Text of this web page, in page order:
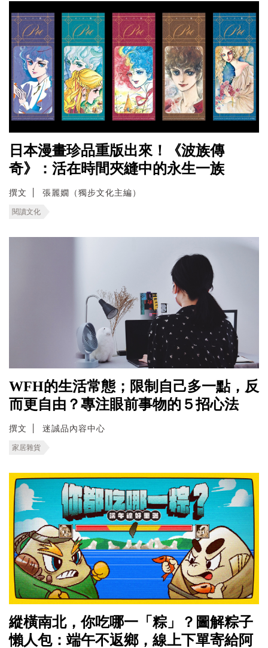
日本漫畫珍品重版出來！《波族傳
奇》：活在時間夾縫中的永生一族
撰文 張麗嫺（獨步文化主編）
閱讀文化
WFH的生活常態；限制自己多一點，反
而更自由？專注眼前事物的５招心法
撰文 迷誠品內容中心
家居雜貨
縱橫南北，你吃哪一「粽」？圖解粽子
懶人包：端午不返鄉，線上下單寄給阿